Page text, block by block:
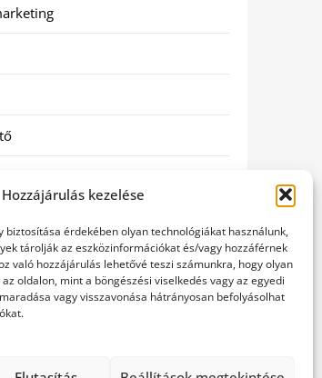
Hozzájárulás kezelése
biztosítása érdekében olyan technológiákat használunk,
tárolják az eszközinformációkat és/vagy hozzáférnek
való hozzájárulás lehetővé teszi számunkra, hogy olyan
oldalon, mint a böngészési viselkedés vagy az egyedi
vagy visszavonása hátrányosan befolyásolhat